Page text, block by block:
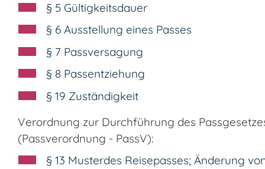
§ 5 Gültigkeitsdauer
§ 6 Ausstellung eines Passes
§ 7 Passversagung
§ 8 Passentziehung
§ 19 Zuständigkeit
Verordnung zur Durchführung des
(Passverordnung - PassV):
§ 13 Musterdes Reisepasses; Änderung